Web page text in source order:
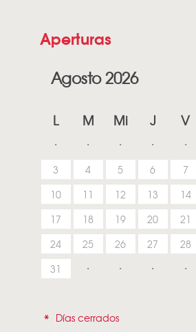
Aperturas
Agosto 2026
L M Mi J V
3
4 5 6 7
10
11 12 13 14
17
18 19 20 21
24
25 26 27 28
31
* Días cerrados